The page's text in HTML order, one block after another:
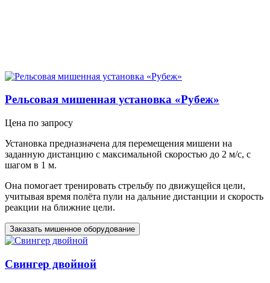
Рельсовая мишенная установка «Рубеж»
Цена по запросу
Установка предназначена для перемещения мишени на
заданную дистанцию с максимальной скоростью до 2 м/с, с
шагом в 1 м.
Она помогает тренировать стрельбу по движущейся цели,
учитывая время полёта пули на дальние дистанции и скорость
реакции на ближние цели.
Заказать мишенное оборудование
Свингер двойной